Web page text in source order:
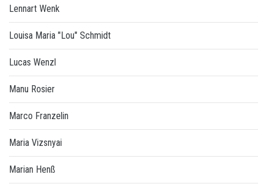
Lennart Wenk
Louisa Maria "Lou" Schmidt
Lucas Wenzl
Manu Rosier
Marco Franzelin
Maria Vizsnyai
Marian Henß